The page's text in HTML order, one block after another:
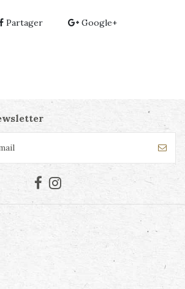
Partager Google+